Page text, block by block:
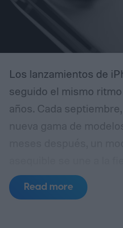
innovación. La idea de
las mismas zonas
la religión.
Los lanzamientos de
seguido el mismo
años. Cada
nueva gama de
Es una fórmula fácil de
que no dure mucho más.
Read more